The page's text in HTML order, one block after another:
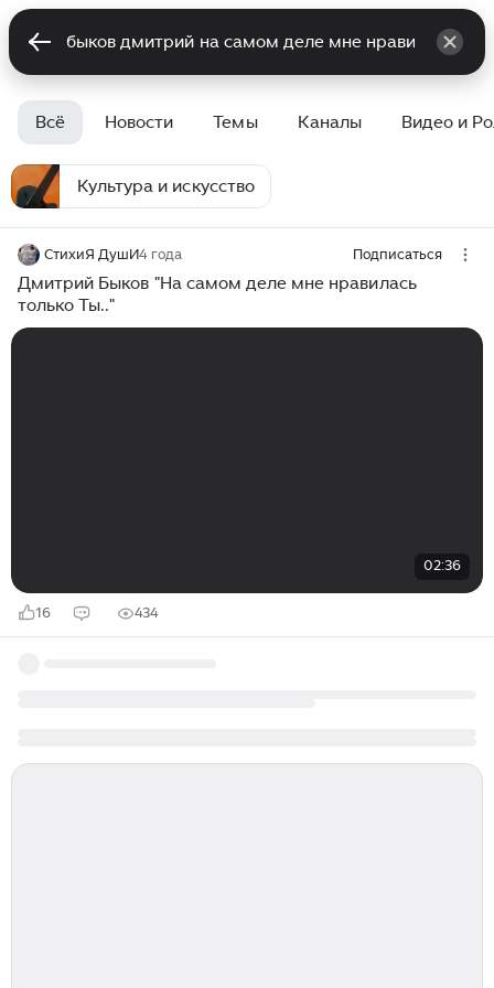
Всё Новости Темы Каналы Видео и
Культура и искусство
СтихиЯ ДушИ4 года Подписаться
Дмитрий Быков "На самом деле мне нравилась
только Ты.."
02:36
16 434